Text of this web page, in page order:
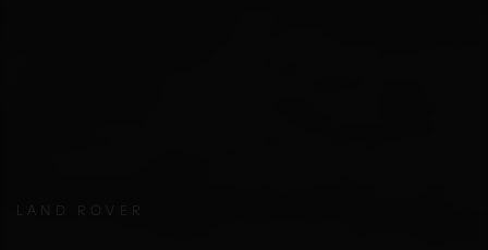
LAND ROVER